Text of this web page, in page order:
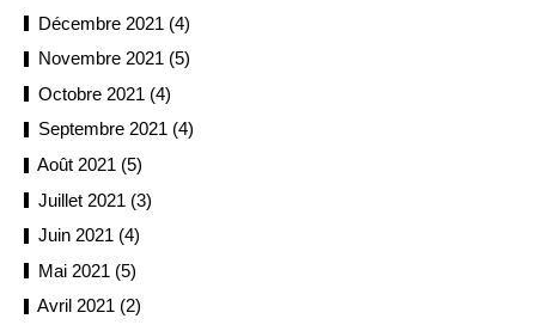
Décembre 2021 (4)
Novembre 2021 (5)
Octobre 2021 (4)
Septembre 2021 (4)
Août 2021 (5)
Juillet 2021 (3)
Juin 2021 (4)
Mai 2021 (5)
Avril 2021 (2)